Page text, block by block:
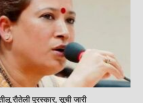
रौतेली पुरस्कार, सूची जारी